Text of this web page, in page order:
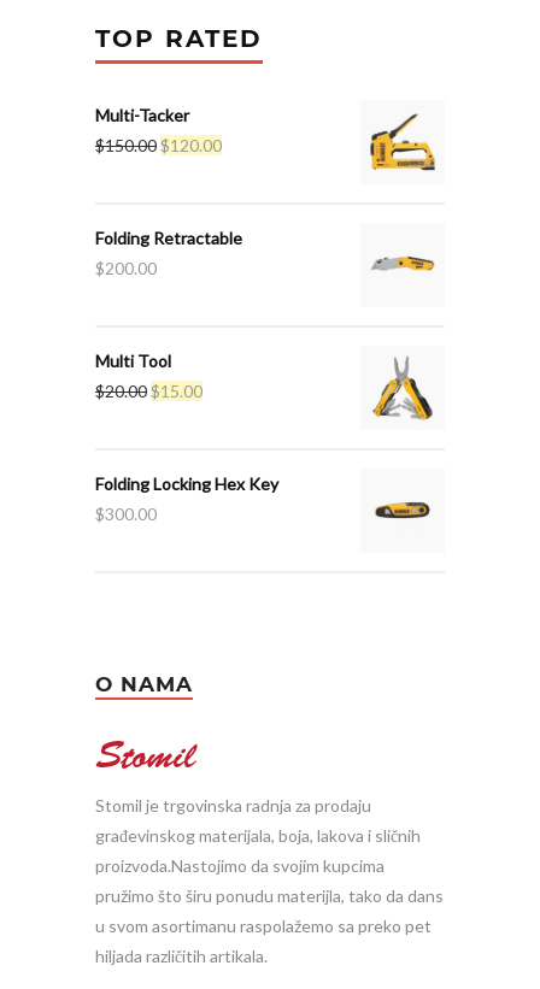
TOP RATED
Multi-Tacker
$150.00$120.00
Folding Retractable
$200.00
Multi Tool
$20.00$15.00
Folding Locking Hex Key
$300.00
O NAMA
Stomil je trgovinska radnja za prodaju
građevinskog materijala, boja, lakova i sličnih
proizvoda.Nastojimo da svojim kupcima
pružimo što širu ponudu materijla, tako da dans
u svom asortimanu raspolažemo sa preko pet
hiljada različitih artikala.